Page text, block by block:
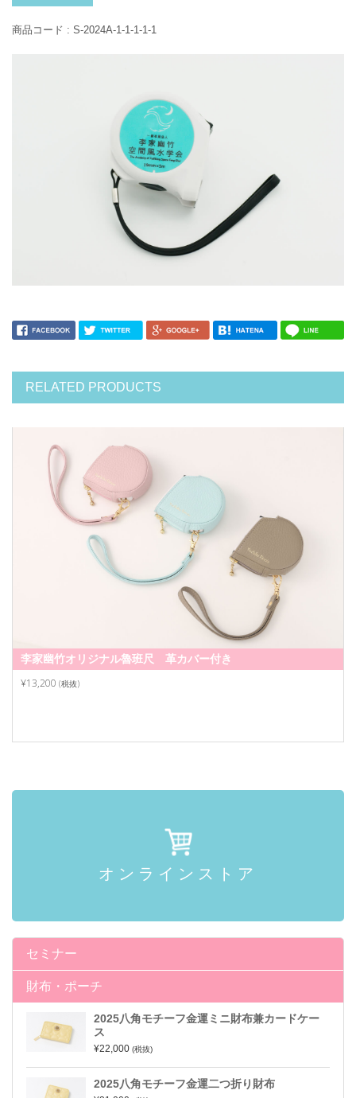
商品コード : S-2024A-1-1-1-1-1
RELATED PRODUCTS
李家幽竹オリジナル魯班尺 革カバー付き
¥13,200 (税抜)
オンラインストア
セミナー
財布・ポーチ
2025八角モチーフ金運ミニ財布兼カードケー
ス
¥22,000 (税抜)
2025八角モチーフ金運二つ折り財布